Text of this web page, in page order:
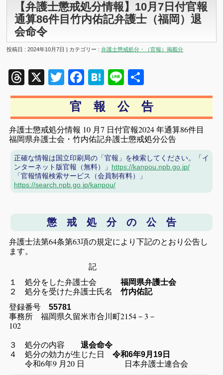
【弁護士懲戒処分情報】10月7日付官報
通算86件目竹内佑記弁護士（福岡）退
会命令
投稿日 : 2024年10月7日 | カテゴリー :弁護士懲戒処分・（官報）掲載分
Threads
X TwitterFacebook
Hatena
Line
有
官 報 公 告
弁護士懲戒処分情報 10 月7 日付官報2024 年通算86件目
福岡県弁護士会・竹内佑記弁護士懲戒処分公告
正確な情報は国立印刷局の「官報」を検索してください。「イ
ンターネット版官報（無料）」 https://kanpou.npb.go.jp/
「官報情報検索サービス（会員制有料）」
https://search.npb.go.jp/kanpou/
懲 戒 処 分 の 公 告
弁護士法第64条第63項の規定により下記のとおり公告し
ます。
記
１ 処分をした弁護士会
福岡県弁護士会
２ 処分を受けた弁護士氏名竹内佑記
登録番号 55781
事務所 福岡県久留米市合川町2154－3－
102
３ 処分の内容
退会命令
４ 処分の効力が生じた日令和6年9月19日
令和6年9 月20 日 日本弁護士連合会